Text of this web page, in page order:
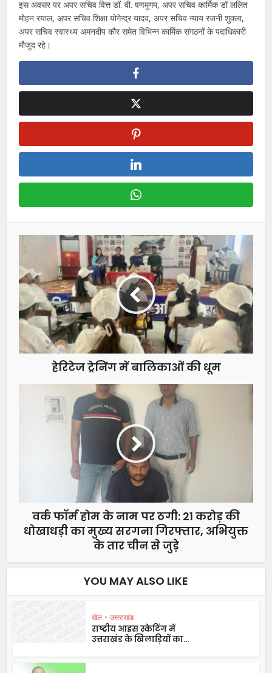
इस अवसर पर अपर सचिव वित्त डॉ. वी. षणमुगम, अपर सचिव कार्मिक डॉ ललित
मोहन रयाल, अपर सचिव शिक्षा योगेन्द्र यादव, अपर सचिव न्याय रजनी शुक्ला,
अपर सचिव स्वास्थ्य अमनदीप कौर समेत विभिन्न कार्मिक संगठनों के पदाधिकारी
मौजूद रहे।
हेरिटेज ट्रेनिंग में बालिकाओं की धूम
वर्क फॉर्म होम के नाम पर ठगी: 21 करोड़ की
धोखाधड़ी का मुख्य सरगना गिरफ्तार, अभियुक्त
के तार चीन से जुड़े
YOU MAY ALSO LIKE
खेल • उत्तराखंड
राष्ट्रीय आइस स्केटिंग में
उत्तराखंड के खिलाड़ियों का...